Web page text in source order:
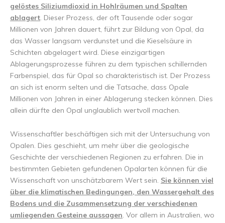
gelöstes Siliziumdioxid in Hohlräumen und Spalten
ablagert. Dieser Prozess, der oft Tausende oder sogar
Millionen von Jahren dauert, führt zur Bildung von Opal, da
das Wasser langsam verdunstet und die Kieselsäure in
Schichten abgelagert wird. Diese einzigartigen
Ablagerungsprozesse führen zu dem typischen schillernden
Farbenspiel, das für Opal so charakteristisch ist. Der Prozess
an sich ist enorm selten und die Tatsache, dass Opale
Millionen von Jahren in einer Ablagerung stecken können. Dies
allein dürfte den Opal unglaublich wertvoll machen.
Wissenschaftler beschäftigen sich mit der Untersuchung von
Opalen. Dies geschieht, um mehr über die geologische
Geschichte der verschiedenen Regionen zu erfahren. Die in
bestimmten Gebieten gefundenen Opalarten können für die
Wissenschaft von unschätzbarem Wert sein. Sie können viel
über die klimatischen Bedingungen, den Wassergehalt des
Bodens und die Zusammensetzung der verschiedenen
umliegenden Gesteine aussagen. Vor allem in Australien, wo